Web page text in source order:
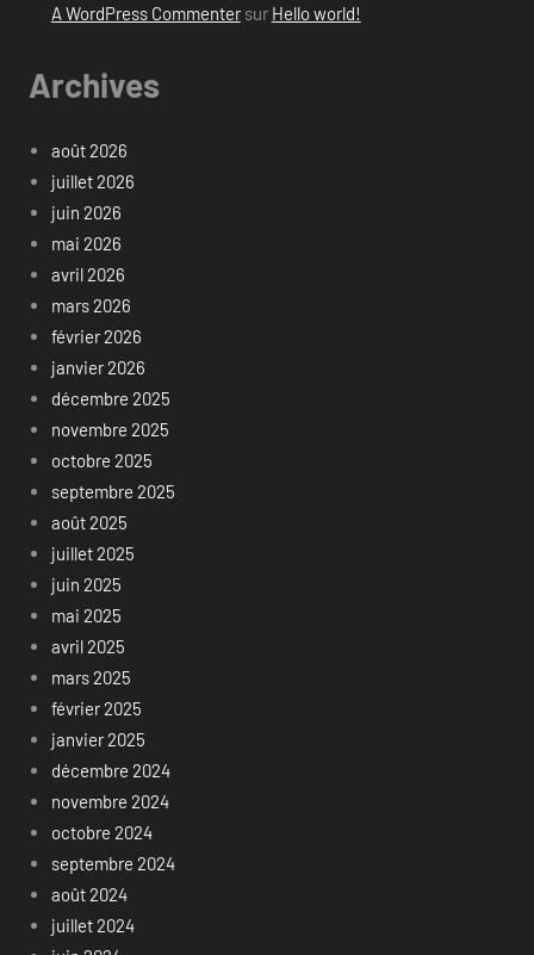
A WordPress Commentersur Hello world!
Archives
août 2026
juillet 2026
juin 2026
mai 2026
avril 2026
mars 2026
février 2026
janvier 2026
décembre 2025
novembre 2025
octobre 2025
septembre 2025
août 2025
juillet 2025
juin 2025
mai 2025
avril 2025
mars 2025
février 2025
janvier 2025
décembre 2024
novembre 2024
octobre 2024
septembre 2024
août 2024
juillet 2024